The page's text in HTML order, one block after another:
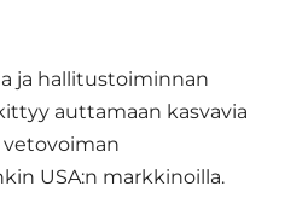
ja hallitustoiminnan
auttamaan kasvavia
USA:n markkinoilla.